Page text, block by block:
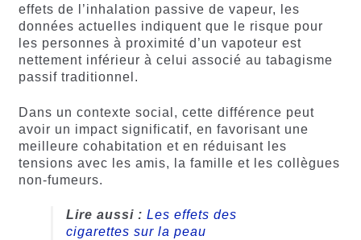
effets de l’inhalation passive de vapeur, les
données actuelles indiquent que le risque pour
les personnes à proximité d’un vapoteur est
nettement inférieur à celui associé au tabagisme
passif traditionnel.
Dans un contexte social, cette différence peut
avoir un impact significatif, en favorisant une
meilleure cohabitation et en réduisant les
tensions avec les amis, la famille et les collègues
non-fumeurs.
Lire aussi : Les effets des
cigarettes sur la peau